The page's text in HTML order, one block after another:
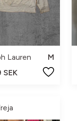
Lauren
M
SEK